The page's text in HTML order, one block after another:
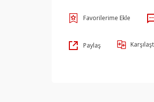
Paylaş